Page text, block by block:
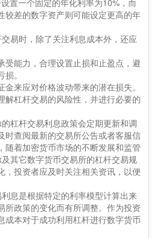
设置一个固定的年化利率为10%，而
较差的数字资产则可能设定更高的年
易时，除了关注利息成本外，还应
受能力，合理设置止损和止盈点，避
。
来应对价格波动带来的潜在损失。
解杠杆交易的风险性，并进行必要的
杠杆交易利息政策会定期更新和调
时查阅最新的交易所公告或者客服信
随着加密货币市场的不断发展和监管
其它数字货币交易所的杠杆交易规
，投资者应及时关注相关资讯，以便
息是根据特定的利率模型计算出来
所政策的变化而有所调整。作为投资
成本对于成功利用杠杆进行数字货币